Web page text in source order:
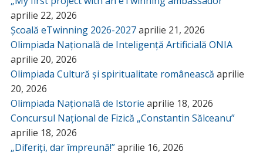
aprilie 22, 2026
Școală eTwinning 2026-2027aprilie 21, 2026
Olimpiada Națională de Inteligență Artificială ONIA
aprilie 20, 2026
Olimpiada Cultură și spiritualitate românească aprilie
20, 2026
Olimpiada Națională de Istorie aprilie 18, 2026
Concursul Național de Fizică „Constantin Sălceanu”
aprilie 18, 2026
„Diferiți, dar împreună!”aprilie 16, 2026